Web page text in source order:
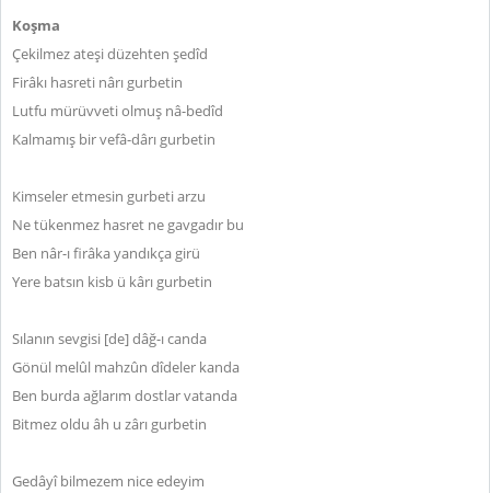
Koşma
Çekilmez ateşi düzehten şedîd
Firâkı hasreti nârı gurbetin
Lutfu mürüvveti olmuş nâ-bedîd
Kalmamış bir vefâ-dârı gurbetin
Kimseler etmesin gurbeti arzu
Ne tükenmez hasret ne gavgadır bu
Ben nâr-ı firâka yandıkça girü
Yere batsın kisb ü kârı gurbetin
Sılanın sevgisi [de] dâğ-ı canda
Gönül melûl mahzûn dîdeler kanda
Ben burda ağlarım dostlar vatanda
Bitmez oldu âh u zârı gurbetin
Gedâyî bilmezem nice edeyim